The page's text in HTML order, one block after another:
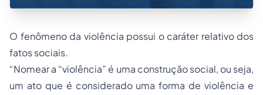
O fenômeno da violência possui o caráter relativo dos
fatos sociais.
“Nomear a “violência” é uma construção social, ou seja,
um ato que é considerado uma forma de violência e